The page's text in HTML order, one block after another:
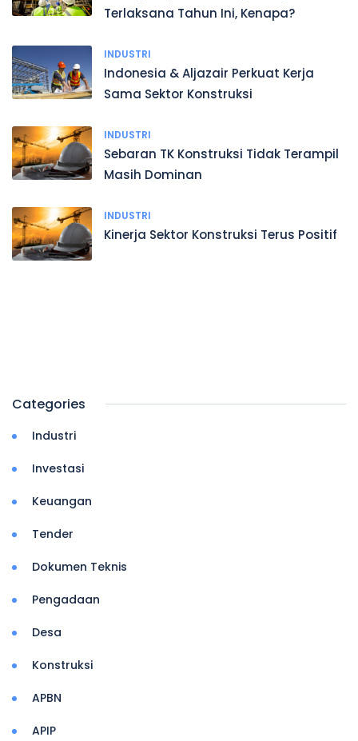
Terlaksana Tahun Ini, Kenapa?
INDUSTRI
Indonesia & Aljazair Perkuat Kerja
Sama Sektor Konstruksi
INDUSTRI
Sebaran TK Konstruksi Tidak Terampil
Masih Dominan
INDUSTRI
Kinerja Sektor Konstruksi Terus Positif
Categories
Industri
Investasi
Keuangan
Tender
Dokumen Teknis
Pengadaan
Desa
Konstruksi
APBN
APIP